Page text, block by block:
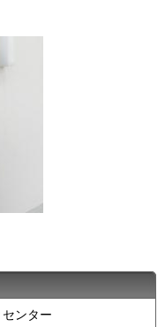
ンター